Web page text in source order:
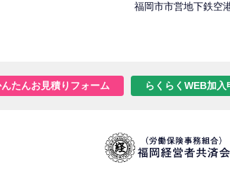
福岡市市営地下鉄空
たんお見積りフォーム らくらくWEB加入